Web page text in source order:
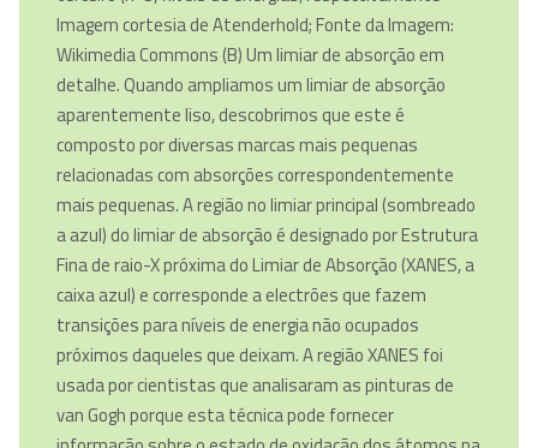
Imagem cortesia de Atenderhold; Fonte da Imagem:
Wikimedia Commons (B) Um limiar de absorção em
detalhe. Quando ampliamos um limiar de absorção
aparentemente liso, descobrimos que este é
composto por diversas marcas mais pequenas
relacionadas com absorções correspondentemente
mais pequenas. A região no limiar principal (sombreado
a azul) do limiar de absorção é designado por Estrutura
Fina de raio-X próxima do Limiar de Absorção (XANES, a
caixa azul) e corresponde a electrões que fazem
transições para níveis de energia não ocupados
próximos daqueles que deixam. A região XANES foi
usada por cientistas que analisaram as pinturas de
van Gogh porque esta técnica pode fornecer